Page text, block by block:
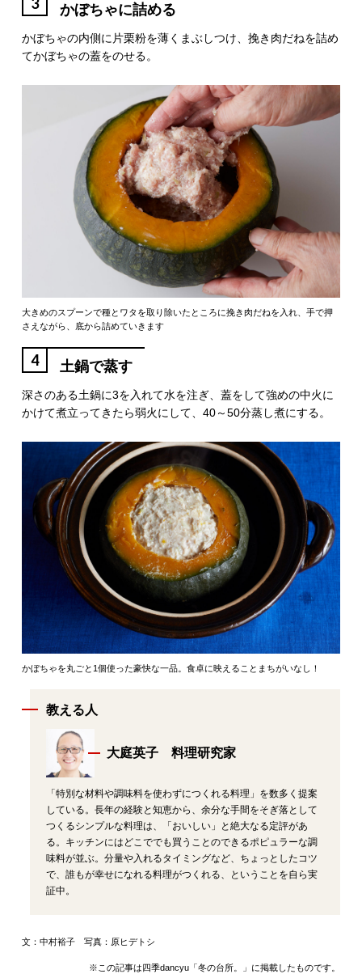
かぼちゃに詰める
かぼちゃの内側に片栗粉を薄くまぶしつけ、挽き肉だねを詰め
てかぼちゃの蓋をのせる。
大きめのスプーンで種とワタを取り除いたところに挽き肉だねを入れ、手で押
さえながら、底から詰めていきます
4 土鍋で蒸す
深さのある土鍋に3を入れて水を注ぎ、蓋をして強めの中火に
かけて煮立ってきたら弱火にして、40～50分蒸し煮にする。
かぼちゃを丸ごと1個使った豪快な一品。食卓に映えることまちがいなし！
教える人
大庭英子 料理研究家
「特別な材料や調味料を使わずにつくれる料理」を数多く提案
している。長年の経験と知恵から、余分な手間をそぎ落として
つくるシンプルな料理は、「おいしい」と絶大なる定評があ
る。キッチンにはどこででも買うことのできるポピュラーな調
味料が並ぶ。分量や入れるタイミングなど、ちょっとしたコツ
で、誰もが幸せになれる料理がつくれる、ということを自ら実
証中。
文：中村裕子 写真：原ヒデトシ
※この記事は四季dancyu「冬の台所。」に掲載したものです。